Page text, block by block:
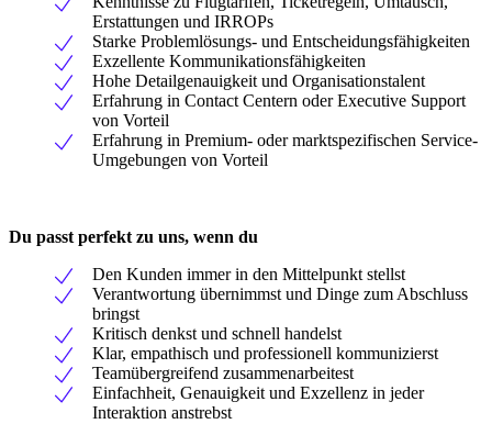
Erstattungen und IRROPs
Starke Problemlösungs- und Entscheidungsfähigkeiten
Exzellente Kommunikationsfähigkeiten
Hohe Detailgenauigkeit und Organisationstalent
Erfahrung in Contact Centern oder Executive Support
von Vorteil
Erfahrung in Premium- oder marktspezifischen Service-
Umgebungen von Vorteil
Du passt perfekt zu uns, wenn du
Den Kunden immer in den Mittelpunkt stellst
Verantwortung übernimmst und Dinge zum Abschluss
bringst
Kritisch denkst und schnell handelst
Klar, empathisch und professionell kommunizierst
Teamübergreifend zusammenarbeitest
Einfachheit, Genauigkeit und Exzellenz in jeder
Interaktion anstrebst